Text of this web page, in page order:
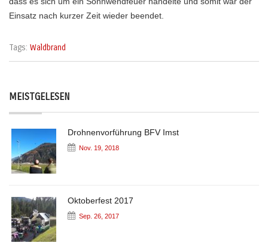
Einsatz nach kurzer Zeit wieder beendet.
Tags: Waldbrand
MEISTGELESEN
Drohnenvorführung BFV Imst
Nov. 19, 2018
Oktoberfest 2017
Sep. 26, 2017